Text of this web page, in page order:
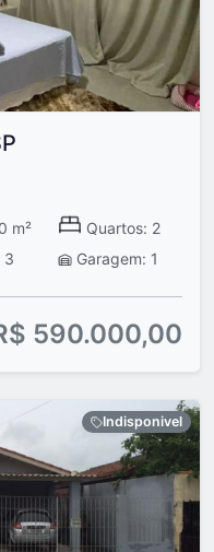
m²
Quartos: 2
3 Garagem: 1
590.000,00
Indisponivel